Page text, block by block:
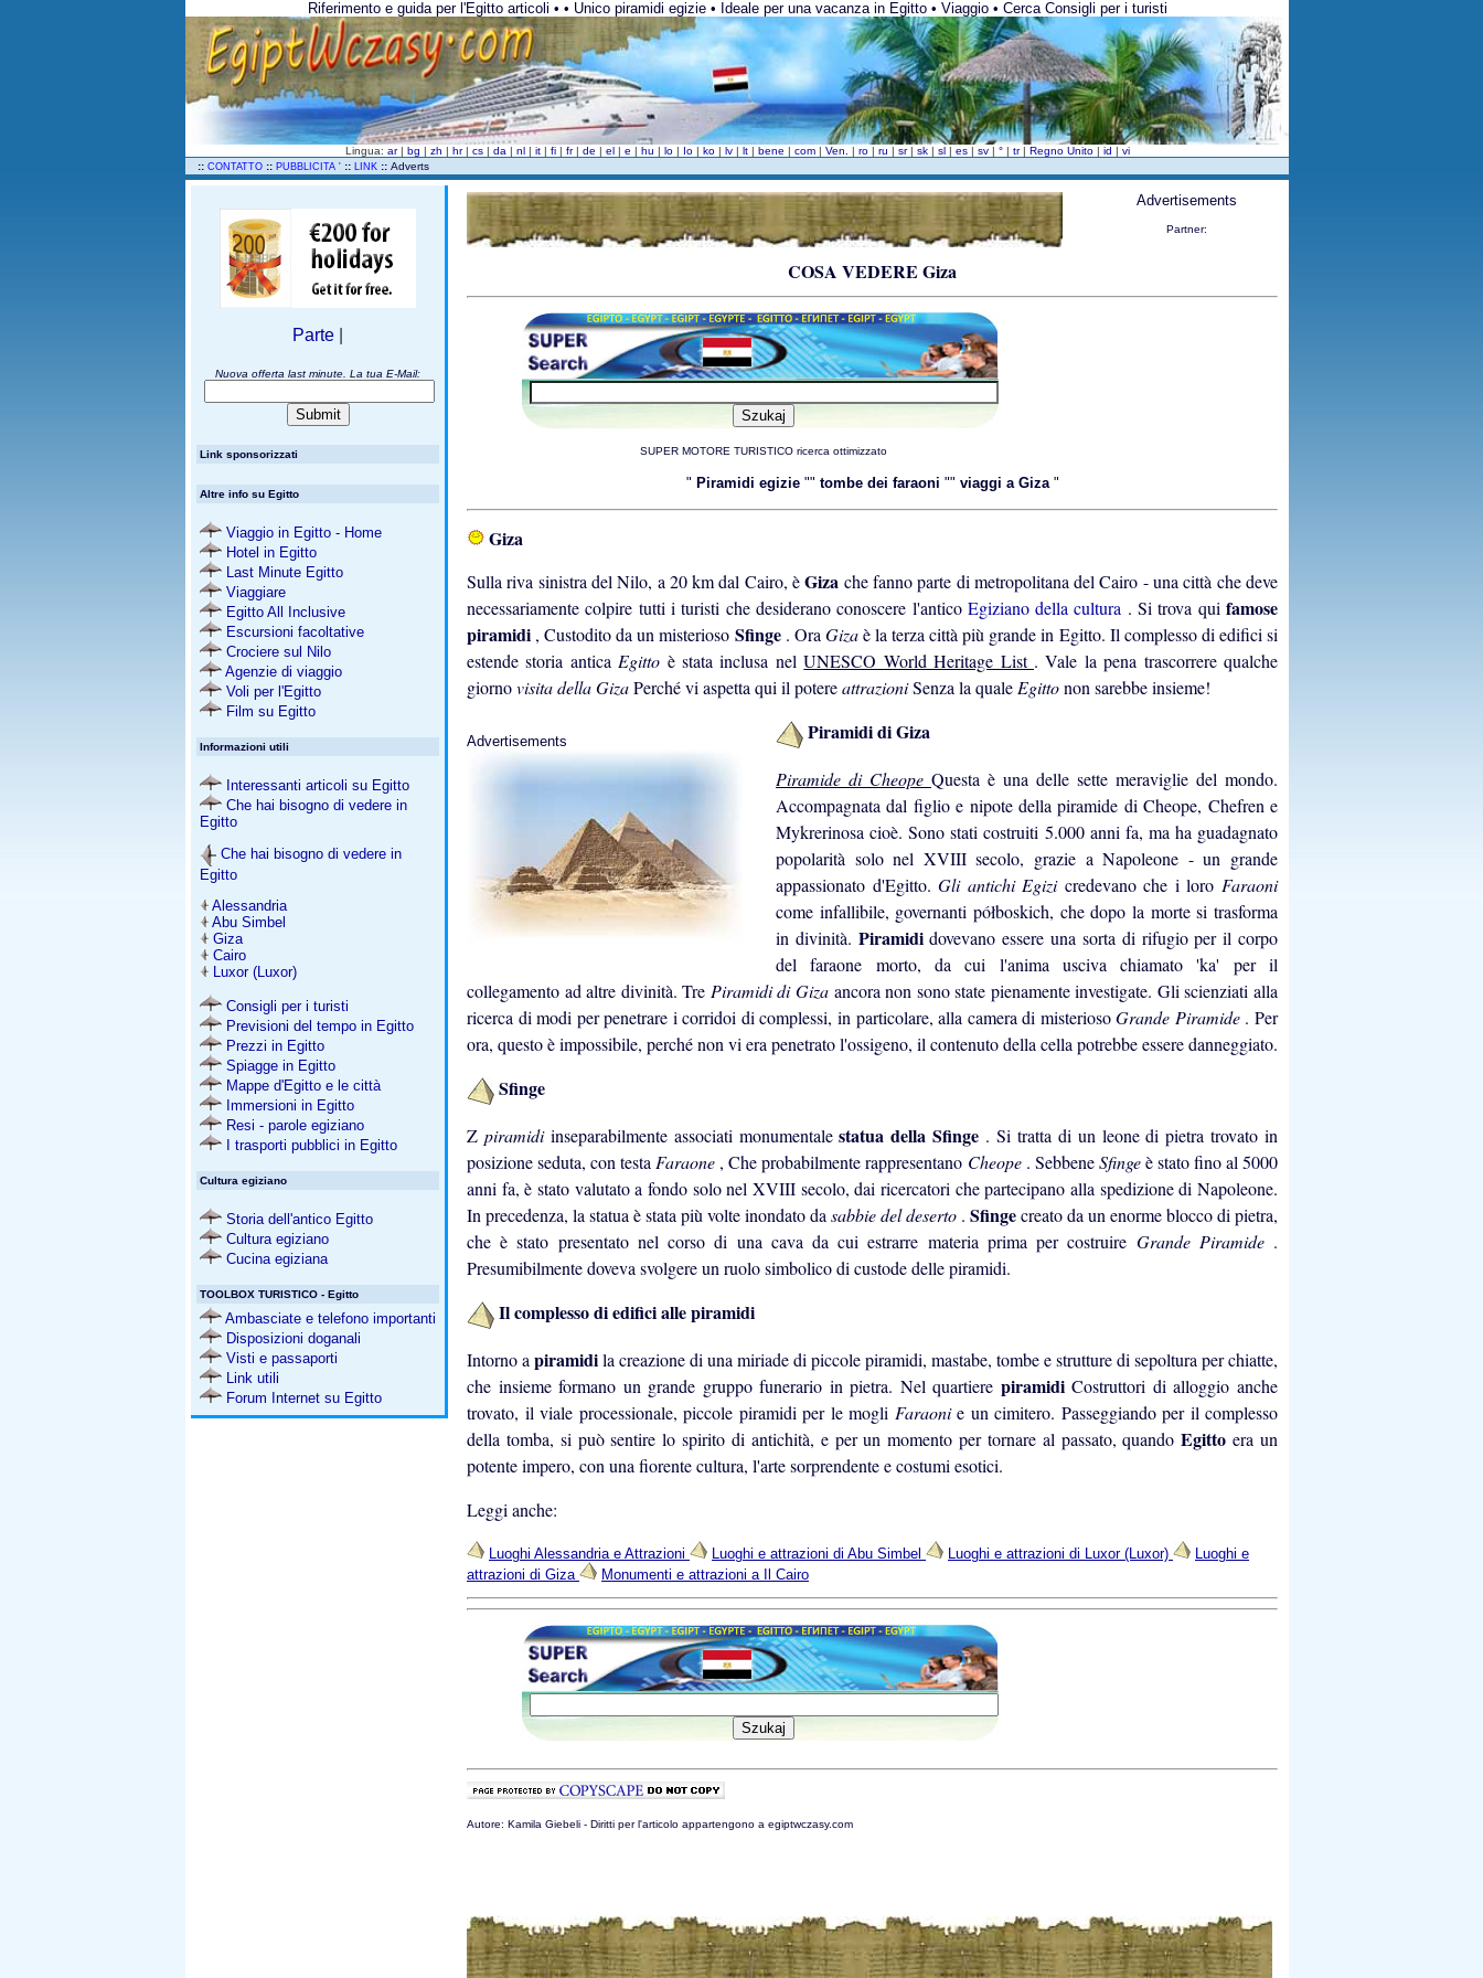
Riferimento e guida per l'Egitto articoli • • Unico piramidi egizie • Ideale per una vacanza in Egitto • Viaggio • Cerca Consigli per i turisti
Lingua: ar | bg | zh | hr | cs | da | nl | it | fi | fr | de | el | e | hu | lo | Io | ko | lv | lt | bene | com | Ven. | ro | ru | sr | sk | sl | es | sv | ° | tr | Regno Unito | id | vi
:: CONTATTO :: PUBBLICITA ' :: LINK :: Adverts
Parte
Nuova offerta last minute. La tua E-Mail:
Link sponsorizzati
Altre info su Egitto
Viaggio in Egitto - Home
Hotel in Egitto
Last Minute Egitto
Viaggiare
Egitto All Inclusive
Escursioni facoltative
Crociere sul Nilo
Agenzie di viaggio
Voli per l'Egitto
Film su Egitto
Informazioni utili
Interessanti articoli su Egitto
Che hai bisogno di vedere in
Egitto
Che hai bisogno di vedere in
Egitto
Alessandria
Abu Simbel
Giza
Cairo
Luxor (Luxor)
Consigli per i turisti
Previsioni del tempo in Egitto
Prezzi in Egitto
Spiagge in Egitto
Mappe d'Egitto e le città
Immersioni in Egitto
Resi - parole egiziano
I trasporti pubblici in Egitto
Cultura egiziano
Storia dell'antico Egitto
Cultura egiziano
Cucina egiziana
TOOLBOX TURISTICO - Egitto
Ambasciate e telefono importanti
Disposizioni doganali
Visti e passaporti
Link utili
Forum Internet su Egitto
Advertisements
Partner:
COSA VEDERE Giza
SUPER MOTORE TURISTICO ricerca ottimizzato
" Piramidi egizie "" tombe dei faraoni "" viaggi a Giza "
Giza
Sulla riva sinistra del Nilo, a 20 km dal Cairo, èGiza che fanno parte di metropolitana del Cairo - una città che deve
necessariamente colpire tutti i turisti che desiderano conoscere l'antico Egiziano della cultura . Si trova qui famose
piramidi , Custodito da un misterioso Sfinge . OraGizaè la terza città più grande in Egitto. Il complesso di edifici si
estende storia anticaEgitto è stata inclusa nelUNESCO World Heritage List . Vale la pena trascorrere qualche
giornovisita della GizaPerché vi aspetta qui il potereattrazioniSenza la qualeEgittonon sarebbe insieme!
Advertisements Piramidi di Giza
Piramide di Cheope Questa è una delle sette meraviglie del mondo.
Accompagnata dal figlio e nipote della piramide di Cheope, Chefren e
Mykrerinosa cioè. Sono stati costruiti 5.000 anni fa, ma ha guadagnato
popolarità solo nel XVIII secolo, grazie a Napoleone - un grande
appassionato d'Egitto.Gli antichi Egizi credevano che i loroFaraoni
come infallibile, governanti półboskich, che dopo la morte si trasforma
in divinità. Piramididovevano essere una sorta di rifugio per il corpo
del faraone morto, da cui l'anima usciva chiamato 'ka' per il
collegamento ad altre divinità. Tre Piramidi di Giza ancora non sono state pienamente investigate. Gli scienziati alla
ricerca di modi per penetrare i corridoi di complessi, in particolare, alla camera di misteriosoGrande Piramide . Per
ora, questo è impossibile, perché non vi era penetrato l'ossigeno, il contenuto della cella potrebbe essere danneggiato.
Sfinge
Z piramidi inseparabilmente associati monumentalestatua della Sfinge . Si tratta di un leone di pietra trovato in
posizione seduta, con testa Faraone , Che probabilmente rappresentano Cheope . SebbeneSfingeè stato fino al 5000
anni fa, è stato valutato a fondo solo nel XVIII secolo, dai ricercatori che partecipano alla spedizione di Napoleone.
In precedenza, la statua è stata più volte inondato da sabbie del deserto . Sfingecreato da un enorme blocco di pietra,
che è stato presentato nel corso di una cava da cui estrarre materia prima per costruire Grande Piramide .
Presumibilmente doveva svolgere un ruolo simbolico di custode delle piramidi.
Il complesso di edifici alle piramidi
Intorno a piramidila creazione di una miriade di piccole piramidi, mastabe, tombe e strutture di sepoltura per chiatte,
che insieme formano un grande gruppo funerario in pietra. Nel quartiere piramidiCostruttori di alloggio anche
trovato, il viale processionale, piccole piramidi per le mogli Faraonie un cimitero. Passeggiando per il complesso
della tomba, si può sentire lo spirito di antichità, e per un momento per tornare al passato, quandoEgittoera un
potente impero, con una fiorente cultura, l'arte sorprendente e costumi esotici.
Leggi anche:
Luoghi Alessandria e Attrazioni Luoghi e attrazioni di Abu Simbel Luoghi e attrazioni di Luxor (Luxor)
Luoghi e
attrazioni di Giza
Monumenti e attrazioni a Il Cairo
Autore: Kamila Giebeli - Diritti per l'articolo appartengono a egiptwczasy.com